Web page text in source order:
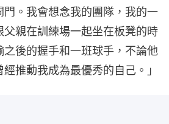
。我會想念我的團隊，我的一
親在訓練場一起坐在板凳的時
之後的握手和一班球手，不論他
推動我成為最優秀的自己。」